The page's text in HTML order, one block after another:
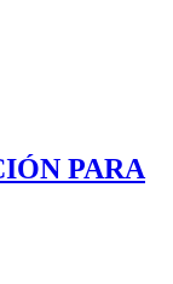
PARA